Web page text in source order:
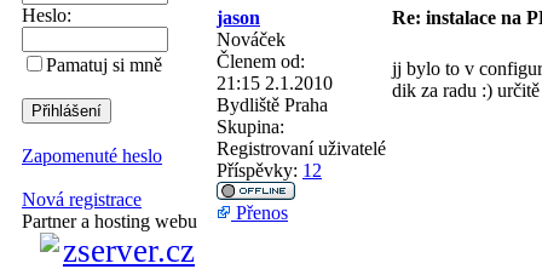
Heslo:
Pamatuj si mně
Zapomenuté heslo
Nová registrace
Partner a hosting webu
jason
Re: instalace na
Nováček
Členem od:
21:15 2.1.2010
Bydliště Praha
Skupina:
Registrovaní uživatelé
Příspěvky: 12
jj bylo to v
dik za radu :)
Přenos